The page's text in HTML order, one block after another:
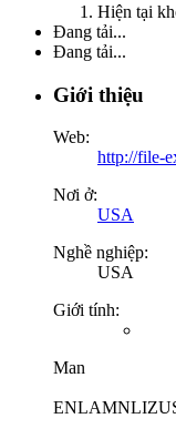
Hiện tại
Đang tải...
Đang tải...
Giới thiệu
Web:
http://file-
Nơi ở:
USA
Nghề nghiệp:
USA
Giới tính:
Man